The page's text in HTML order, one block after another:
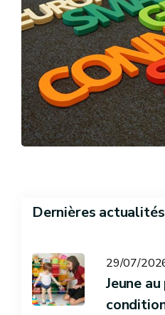
Dernières actualités
29/07/
Jeune